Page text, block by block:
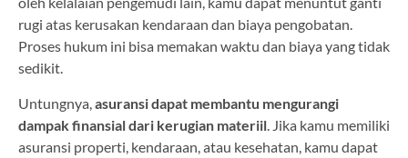
rugi atas kerusakan kendaraan dan biaya pengobatan.
Proses hukum ini bisa memakan waktu dan biaya yang tidak
sedikit.
Untungnya, asuransi dapat membantu mengurangi
dampak finansial dari kerugian materiil . Jika kamu memiliki
asuransi properti, kendaraan, atau kesehatan, kamu dapat